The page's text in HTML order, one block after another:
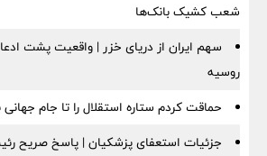
شعب کشیک بانک‌ها
سهم ایران از دریای خزر | واقعیت پشت
روسیه
حماقت کردم ستاره استقلال را تا جام جهانی
جزئیات استعفای پزشکیان | پاسخ صریح